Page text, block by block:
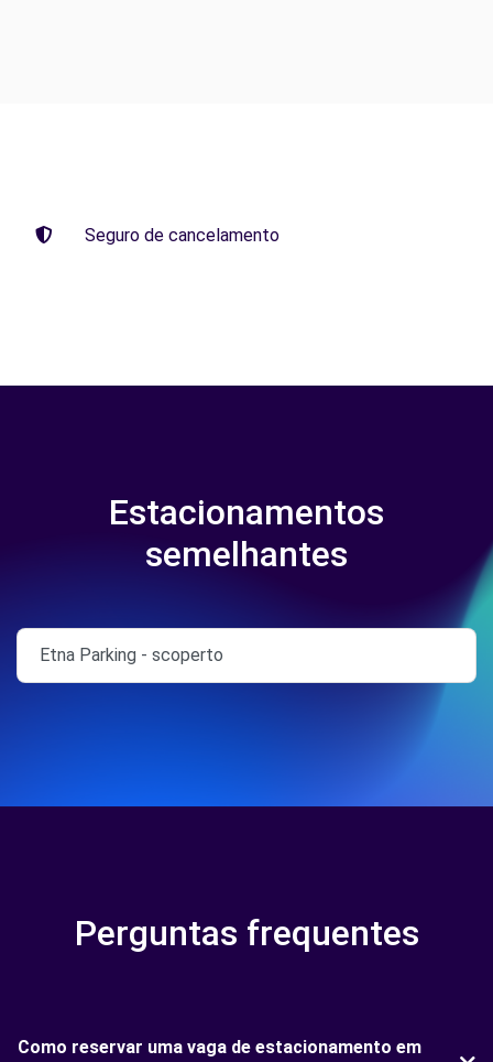
Seguro de cancelamento
Estacionamentos
semelhantes
Etna Parking - scoperto
Perguntas frequentes
Como reservar uma vaga de estacionamento em